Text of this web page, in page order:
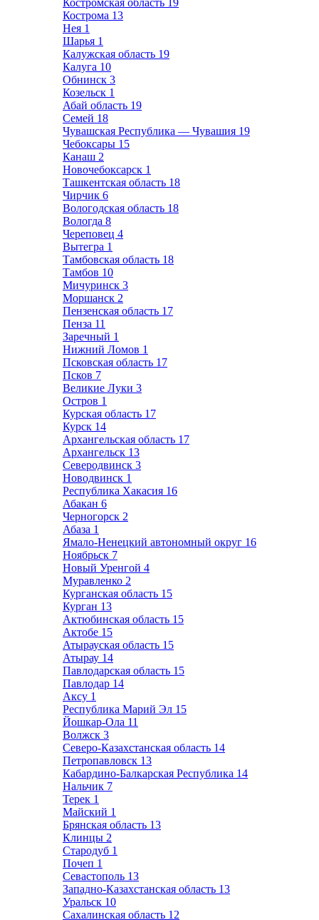
Костромская область 19
Кострома 13
Нея 1
Шарья 1
Калужская область 19
Калуга 10
Обнинск 3
Козельск 1
Абай область 19
Семей 18
Чувашская Республика — Чувашия 19
Чебоксары 15
Канаш 2
Новочебоксарск 1
Ташкентская область 18
Чирчик 6
Вологодская область 18
Вологда 8
Череповец 4
Вытегра 1
Тамбовская область 18
Тамбов 10
Мичуринск 3
Моршанск 2
Пензенская область 17
Пенза 11
Заречный 1
Нижний Ломов 1
Псковская область 17
Псков 7
Великие Луки 3
Остров 1
Курская область 17
Курск 14
Архангельская область 17
Архангельск 13
Северодвинск 3
Новодвинск 1
Республика Хакасия 16
Абакан 6
Черногорск 2
Абаза 1
Ямало-Ненецкий автономный округ 16
Ноябрьск 7
Новый Уренгой 4
Муравленко 2
Курганская область 15
Курган 13
Актюбинская область 15
Актобе 15
Атырауская область 15
Атырау 14
Павлодарская область 15
Павлодар 14
Аксу 1
Республика Марий Эл 15
Йошкар-Ола 11
Волжск 3
Северо-Казахстанская область 14
Петропавловск 13
Кабардино-Балкарская Республика 14
Нальчик 7
Терек 1
Майский 1
Брянская область 13
Клинцы 2
Стародуб 1
Почеп 1
Севастополь 13
Западно-Казахстанская область 13
Уральск 10
Сахалинская область 12